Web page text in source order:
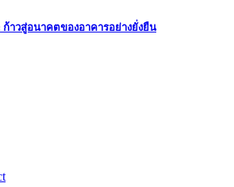
ก้าวสู่อนาคตของอาคารอย่างยั่งยืน